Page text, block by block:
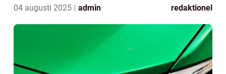
04 augusti 2025 admin redaktionel